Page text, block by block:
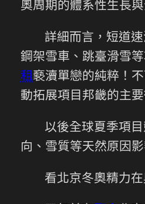
奧周期的體系性生長與
詳細而言，短道
鋼架雪車、跳臺滑雪
租褻瀆單戀的純粹！
動拓展項目邦畿的主要
以後全球夏季項
向、雪質等天然原因
看北京冬奧精力